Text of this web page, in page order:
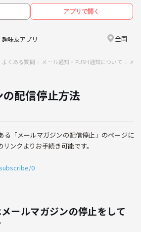
アプリで開く
趣味友アプリ 全国
よくある質問 メール通知・PUSH通知について メ
配信停止方法
る「メールマガジンの配信停止」のページに
ンクよりお手続き可能です。
0
ールマガジンの停止をして